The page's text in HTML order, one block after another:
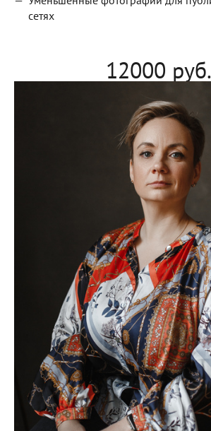
сетях
12000 руб.